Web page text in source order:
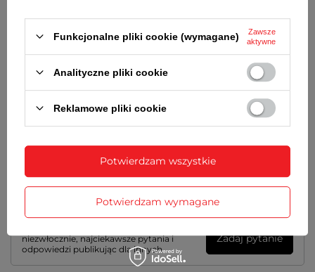
Wraz z bransoletą otrzymasz:
dowód zakupu - paragon lub fakturę VAT
Potrzebujesz pomocy? Masz pytania?
niezwłocznie, najciekawsze pytania i
odpowiedzi publikując dla innych.
Zadaj pytanie
Funkcjonalne pliki cookie (wymagane)
Zawsze
aktywne
Analityczne pliki cookie
Reklamowe pliki cookie
Potwierdzam wymagane
Potwierdzam wszystkie